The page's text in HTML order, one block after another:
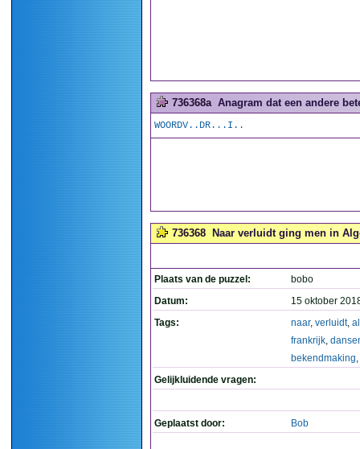
736368a Anagram dat een andere
WOORDV..DR...I..
736368 Naar verluidt ging men in
Plaats van de puzzel:
bobo
Datum:
15 oktober
Tags:
naar, verluidt,
frankrijk,
bekendmaking,
Gelijkluidende vragen:
Geplaatst door: Bob